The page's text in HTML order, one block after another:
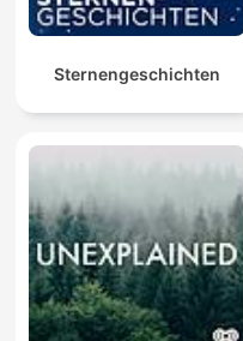
Sternengeschichten